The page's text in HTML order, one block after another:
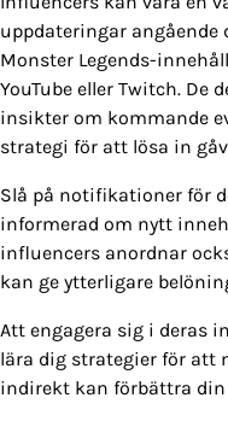
uppdateringar angående
Monster Legends-
YouTube eller Twitch. De
insikter om kommande
strategi för att lösa in
Slå på notifikationer för
informerad om nytt
influencers anordnar
kan ge ytterligare
Att engagera sig i deras
lära dig strategier för att
indirekt kan förbättra